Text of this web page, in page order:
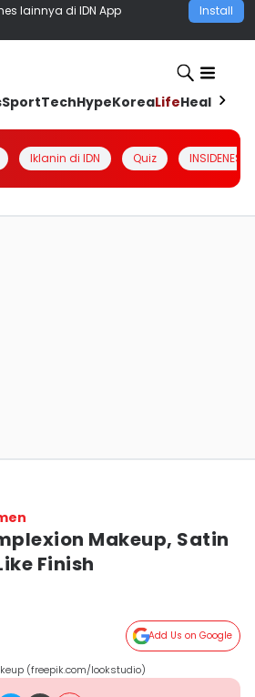
lainnya di IDN App Install
SportTechHypeKoreaLifeHealth
Iklanin di IDN Quiz INSIDENESIA
Makeup, Satin
Finish
Add Us on Google
(freepik.com/lookstudio)